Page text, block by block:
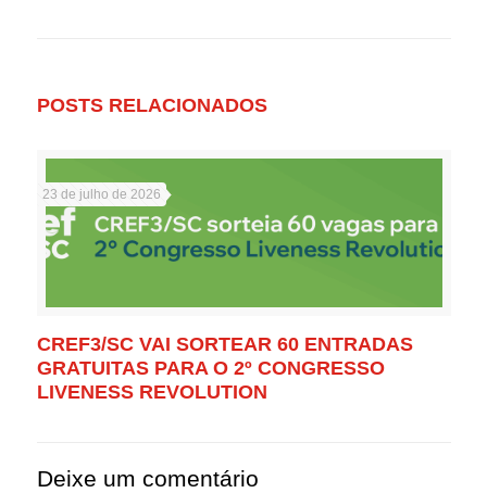
POSTS RELACIONADOS
23 de julho de 2026
CREF3/SC VAI SORTEAR 60 ENTRADAS
GRATUITAS PARA O 2º CONGRESSO
LIVENESS REVOLUTION
Deixe um comentário